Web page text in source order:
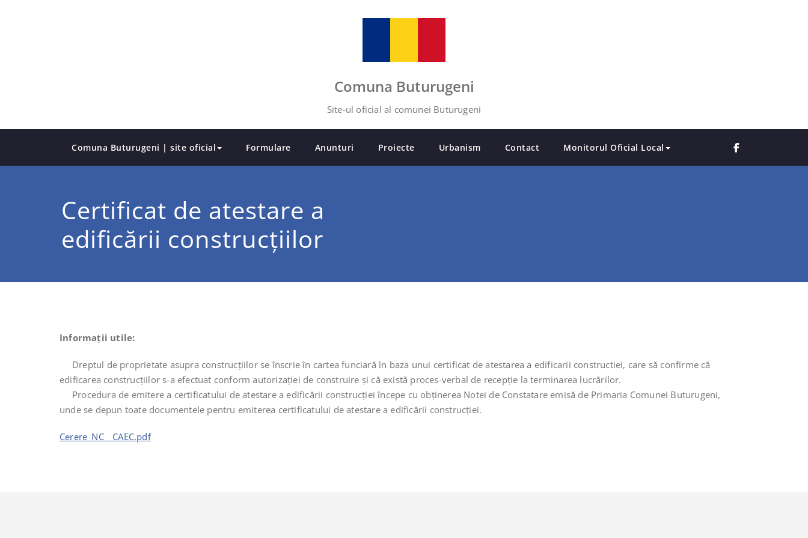
Comuna Buturugeni
Site-ul oficial al comunei Buturugeni
Comuna Buturugeni | site oficial Formulare Anunturi Proiecte Urbanism Contact Monitorul Oficial Local
Certificat de atestare a
edificării construcțiilor
Informații utile:
Dreptul de proprietate asupra construcţiilor se înscrie în cartea funciară în baza unui certificat de atestarea a edificarii constructiei, care să confirme că
edificarea construcţiilor s-a efectuat conform autorizaţiei de construire şi că există proces-verbal de recepţie la terminarea lucrărilor.
Procedura de emitere a certificatului de atestare a edificării construcției începe cu obținerea Notei de Constatare emisă de Primaria Comunei Buturugeni,
unde se depun toate documentele pentru emiterea certificatului de atestare a edificării construcției.
Cerere_NC__CAEC.pdf